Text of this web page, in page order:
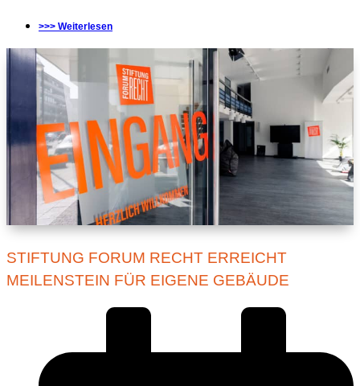
>>> Weiterlesen
STIFTUNG FORUM RECHT ERREICHT
MEILENSTEIN FÜR EIGENE GEBÄUDE